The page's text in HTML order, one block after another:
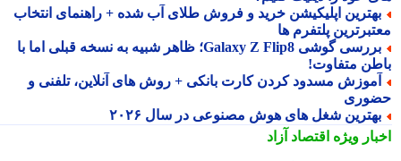
اپلیکیشن خرید و فروش طلای آب شده + راهنمای انتخاب
پلتفرم ها
بررسی گوشی Galaxy Z Flip8؛ ظاهر شبیه به نسخه قبلی اما با
متفاوت!
مسدود کردن کارت بانکی + روش های آنلاین، تلفنی و
شغل های هوش مصنوعی در سال ۲۰۲۶
ویژهاقتصاد آزاد